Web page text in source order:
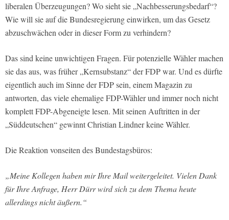
liberalen Überzeugungen? Wo sieht sie „Nachbesserungsbedarf“?
Wie will sie auf die Bundesregierung einwirken, um das Gesetz
abzuschwächen oder in dieser Form zu verhindern?
Das sind keine unwichtigen Fragen. Für potenzielle Wähler machen
sie das aus, was früher „Kernsubstanz“ der FDP war. Und es dürfte
eigentlich auch im Sinne der FDP sein, einem Magazin zu
antworten, das viele ehemalige FDP-Wähler und immer noch nicht
komplett FDP-Abgeneigte lesen. Mit seinen Auftritten in der
„Süddeutschen“ gewinnt Christian Lindner keine Wähler.
Die Reaktion vonseiten des Bundestagsbüros:
„Meine Kollegen haben mir Ihre Mail weitergeleitet. Vielen Dank
für Ihre Anfrage, Herr Dürr wird sich zu dem Thema heute
allerdings nicht äußern.“